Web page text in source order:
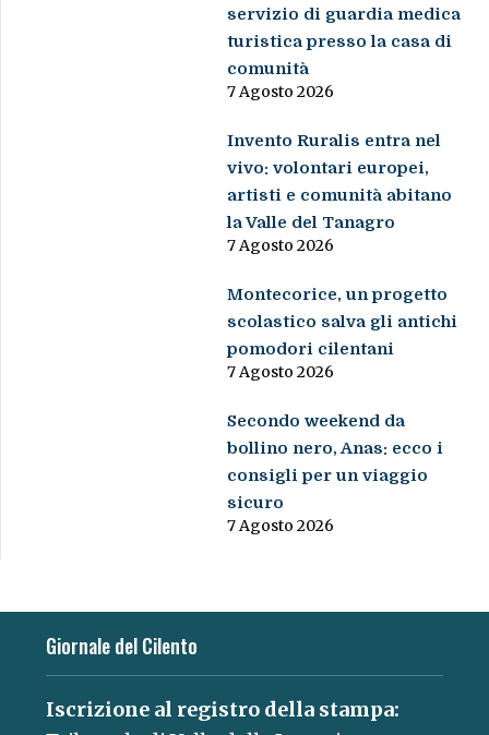
servizio di guardia medica
turistica presso la casa di
comunità
7 Agosto 2026
Invento Ruralis entra nel
vivo: volontari europei,
artisti e comunità abitano
la Valle del Tanagro
7 Agosto 2026
Montecorice, un progetto
scolastico salva gli antichi
pomodori cilentani
7 Agosto 2026
Secondo weekend da
bollino nero, Anas: ecco i
consigli per un viaggio
sicuro
7 Agosto 2026
Giornale del Cilento
Iscrizione al registro della stampa: